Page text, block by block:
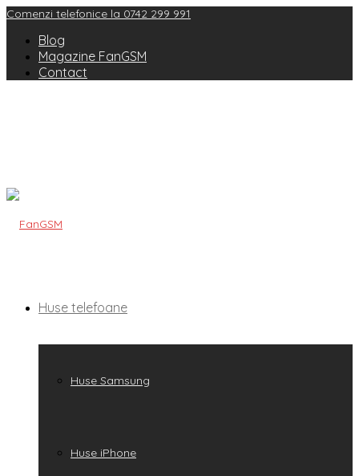
Comenzi telefonice la 0742 299 991
Blog
Magazine FanGSM
Contact
Huse telefoane
Huse Samsung
Huse iPhone